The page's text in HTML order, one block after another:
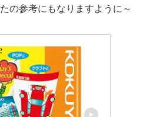
の参考にもなりますように～